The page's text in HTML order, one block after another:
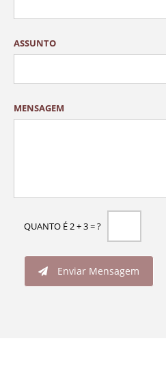
ASSUNTO
MENSAGEM
QUANTO É 2 + 3 = ?
Enviar Mensagem